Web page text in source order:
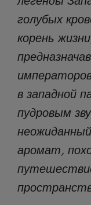
голубых
корень
в западной
пудровым
аромат,